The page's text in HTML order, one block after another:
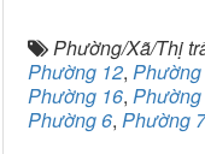
Phường/Xã/Thị
Phường 12,
Phường 16,
Phường 6, Phường 7